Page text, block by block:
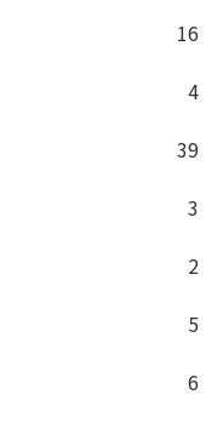
16
4
39
3
2
5
6